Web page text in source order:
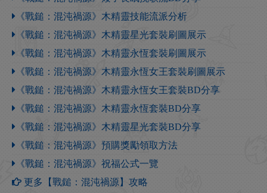
《戰鎚：混沌禍源》木精靈技能流派分析
《戰鎚：混沌禍源》木精靈星光套裝刷圖展示
《戰鎚：混沌禍源》木精靈永恆套裝刷圖展示
《戰鎚：混沌禍源》木精靈永恆女王套裝刷圖展示
《戰鎚：混沌禍源》木精靈永恆女王套裝BD分享
《戰鎚：混沌禍源》木精靈永恆套裝BD分享
《戰鎚：混沌禍源》木精靈星光套裝BD分享
《戰鎚：混沌禍源》預購獎勵領取方法
《戰鎚：混沌禍源》祝福公式一覽
更多【戰鎚：混沌禍源】攻略